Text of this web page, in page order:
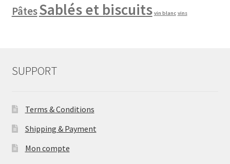
PâtesSablés et biscuits vin blanc vins
SUPPORT
Terms & Conditions
Shipping & Payment
Mon compte